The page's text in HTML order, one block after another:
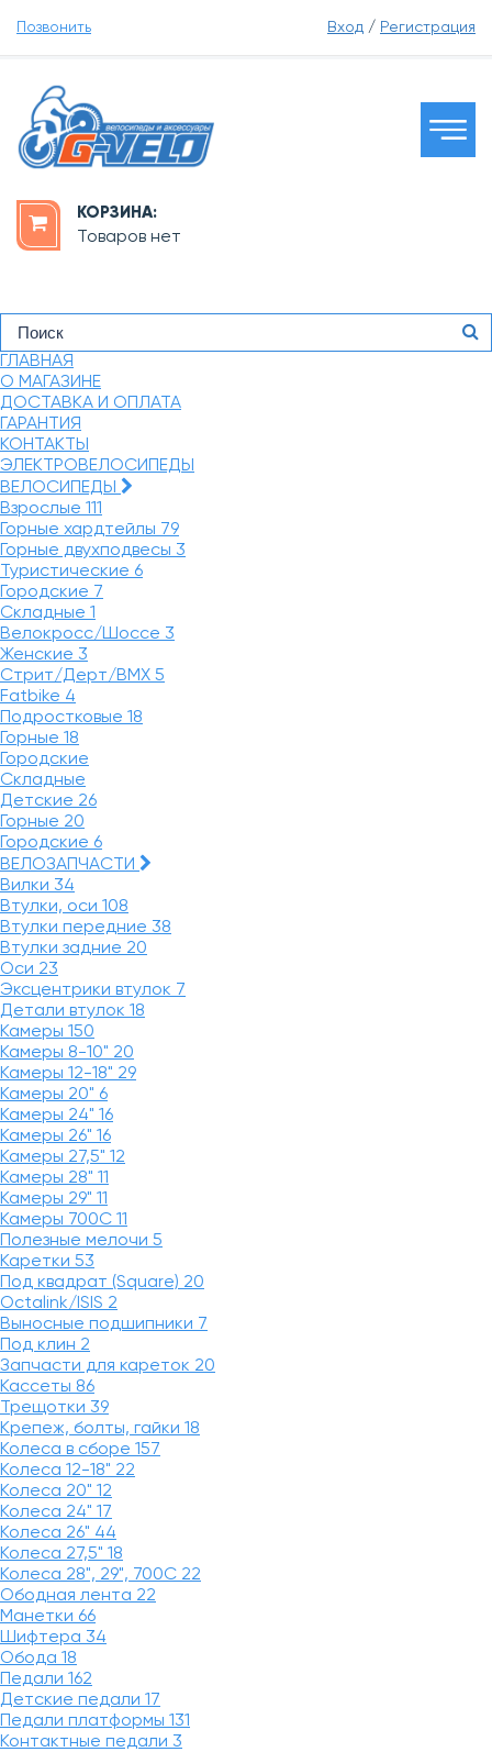
Позвонить Вход / Регистрация
КОРЗИНА:
Товаров нет
ГЛАВНАЯ
О МАГАЗИНЕ
ДОСТАВКА И ОПЛАТА
ГАРАНТИЯ
КОНТАКТЫ
ЭЛЕКТРОВЕЛОСИПЕДЫ
ВЕЛОСИПЕДЫ
Взрослые 111
Горные хардтейлы 79
Горные двухподвесы 3
Туристические 6
Городские 7
Складные 1
Велокросс/Шоссе 3
Женские 3
Стрит/Дерт/BMX 5
Fatbike 4
Подростковые 18
Горные 18
Городские
Складные
Детские 26
Горные 20
Городские 6
ВЕЛОЗАПЧАСТИ
Вилки 34
Втулки, оси 108
Втулки передние 38
Втулки задние 20
Оси 23
Эксцентрики втулок 7
Детали втулок 18
Камеры 150
Камеры 8-10" 20
Камеры 12-18" 29
Камеры 20" 6
Камеры 24" 16
Камеры 26" 16
Камеры 27,5" 12
Камеры 28" 11
Камеры 29" 11
Камеры 700C 11
Полезные мелочи 5
Каретки 53
Под квадрат (Square) 20
Octalink/ISIS 2
Выносные подшипники 7
Под клин 2
Запчасти для кареток 20
Кассеты 86
Трещотки 39
Крепеж, болты, гайки 18
Колеса в сборе 157
Колеса 12-18" 22
Колеса 20" 12
Колеса 24" 17
Колеса 26" 44
Колеса 27,5" 18
Колеса 28", 29", 700С 22
Ободная лента 22
Манетки 66
Шифтера 34
Обода 18
Педали 162
Детские педали 17
Педали платформы 131
Контактные педали 3